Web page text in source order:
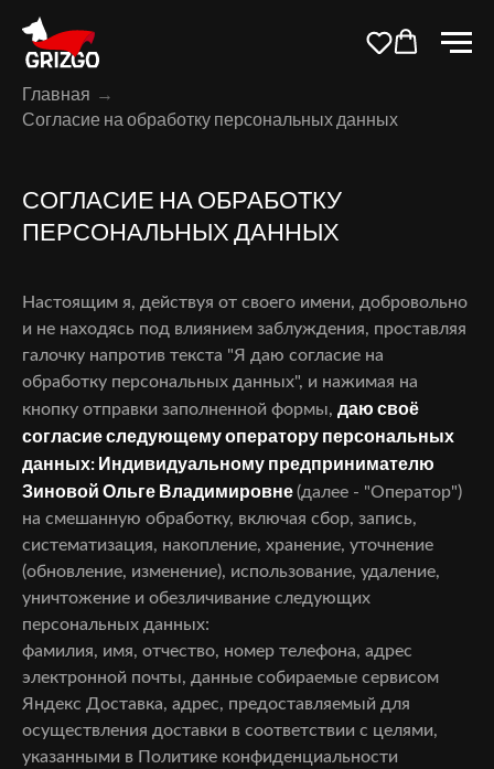
Главная →
Согласие на обработку персональных данных
СОГЛАСИЕ НА ОБРАБОТКУ
ПЕРСОНАЛЬНЫХ ДАННЫХ
Настоящим я, действуя от своего имени, добровольно
и не находясь под влиянием заблуждения, проставляя
галочку напротив текста "Я даю согласие на
обработку персональных данных", и нажимая на
кнопку отправки заполненной формы, даю своё
согласие следующему оператору персональных
данных: Индивидуальному предпринимателю
Зиновой Ольге Владимировне(далее - "Оператор")
на смешанную обработку, включая сбор, запись,
систематизация, накопление, хранение, уточнение
(обновление, изменение), использование, удаление,
уничтожение и обезличивание следующих
персональных данных:
фамилия, имя, отчество, номер телефона, адрес
электронной почты, данные собираемые сервисом
Яндекс Доставка, адрес, предоставляемый для
осуществления доставки в соответствии с целями,
указанными в Политике конфиденциальности